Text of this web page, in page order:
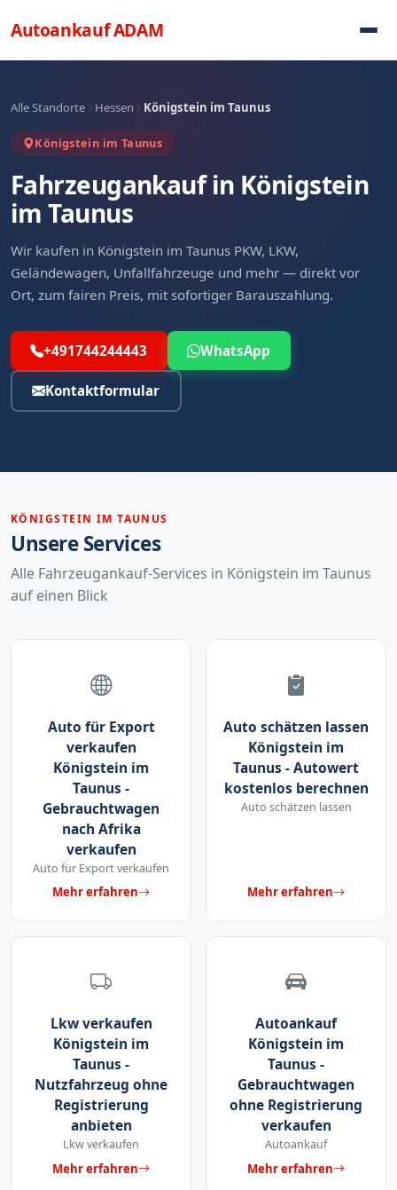
AutoankaufADAM
Alle Standorte Hessen Königstein im Taunus
Königstein im Taunus
Fahrzeugankauf in Königstein
im Taunus
Wir kaufen in Königstein im Taunus PKW, LKW,
Geländewagen, Unfallfahrzeuge und mehr — direkt vor
Ort, zum fairen Preis, mit sofortiger Barauszahlung.
+491744244443 WhatsApp
Kontaktformular
KÖNIGSTEIN IM TAUNUS
Unsere Services
Alle Fahrzeugankauf-Services in Königstein im Taunus
auf einen Blick
Auto für Export
verkaufen
Königstein im
Taunus -
Gebrauchtwagen
nach Afrika
verkaufen
Auto für Export verkaufen
Mehr erfahren
Auto schätzen lassen
Königstein im
Taunus - Autowert
kostenlos berechnen
Auto schätzen lassen
Mehr erfahren
Lkw verkaufen
Königstein im
Taunus -
Nutzfahrzeug ohne
Registrierung
anbieten
Lkw verkaufen
Mehr erfahren
Autoankauf
Königstein im
Taunus -
Gebrauchtwagen
ohne Registrierung
verkaufen
Autoankauf
Mehr erfahren